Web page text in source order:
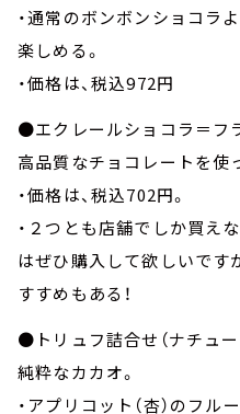
・通常のボンボンショコラ
楽しめる。
・価格は、税込972円
●エクレールショコラ＝フ
高品質なチョコレートを使
・価格は、税込702円。
・２つとも店舗でしか買え
はぜひ購入して欲しいです
すすめもある！
●トリュフ詰合せ（ナチュ
純粋なカカオ。
・アプリコット（杏）のフ